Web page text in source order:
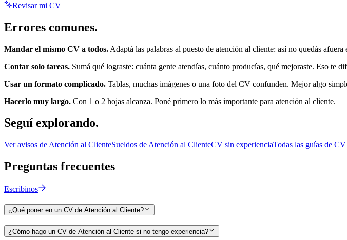
Revisar mi CV
Errores comunes.
Mandar el mismo CV a todos. Adaptá las palabras al puesto de atención al cliente: así no quedás
Contar solo tareas. Sumá qué lograste: cuánta gente atendías, cuánto producías, qué mejoraste. Eso te
Usar un formato complicado. Tablas, muchas imágenes o una foto del CV confunden. Mejor algo
Hacerlo muy largo. Con 1 o 2 hojas alcanza. Poné primero lo más importante para atención al cliente.
Seguí explorando.
Ver avisos de Atención al ClienteSueldos de Atención al ClienteCV sin experienciaTodas las guías de CV
Preguntas frecuentes
Escribinos
¿Qué poner en un CV de Atención al Cliente?
¿Cómo hago un CV de Atención al Cliente si no tengo experiencia?